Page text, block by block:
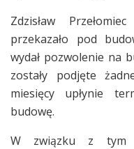
Zdzisław
przekazało pod
wydał pozwolenie na
zostały podjęte
miesięcy upłynie
budowę.
W związku z tym